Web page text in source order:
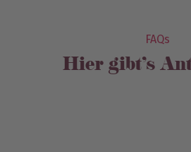
FAQs
Hier gibt’s